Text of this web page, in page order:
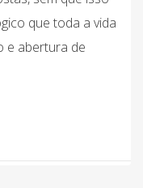
que toda a vida
e abertura de